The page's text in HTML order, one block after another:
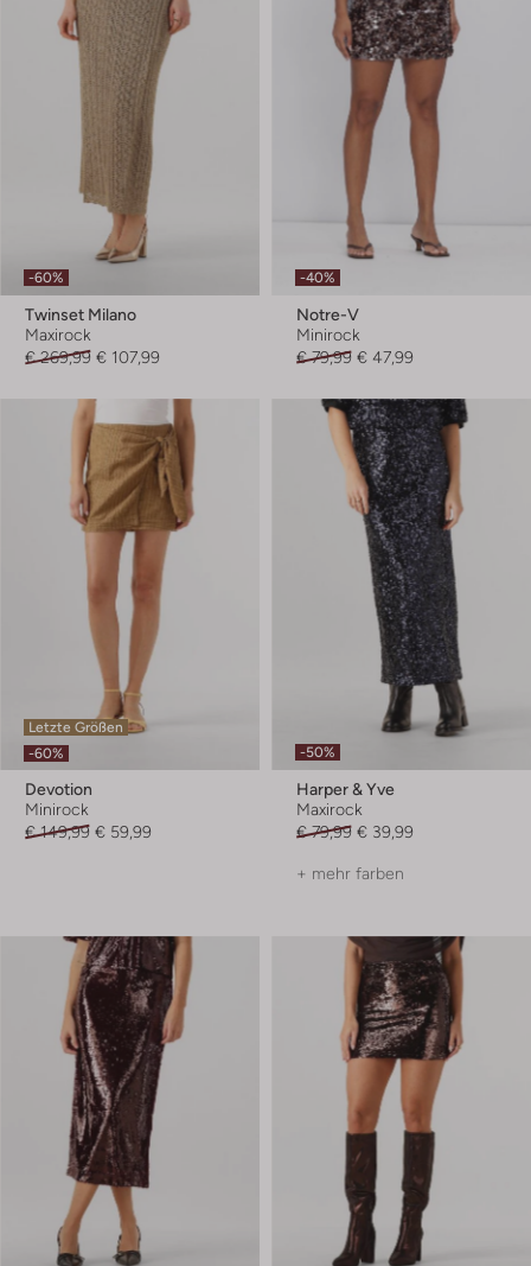
-60%
Twinset Milano
Maxirock
€ 269,99 € 107,99
-40%
Notre-V
Minirock
€ 79,99 € 47,99
Letzte Größen
-60%
Devotion
Minirock
€ 149,99 € 59,99
-50%
Harper & Yve
Maxirock
€ 79,99 € 39,99
+ mehr farben